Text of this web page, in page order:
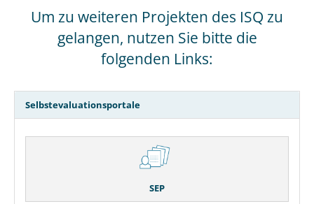
Um zu weiteren Projekten des ISQ zu
gelangen, nutzen Sie bitte die
folgenden Links:
Selbstevaluationsportale
SEP